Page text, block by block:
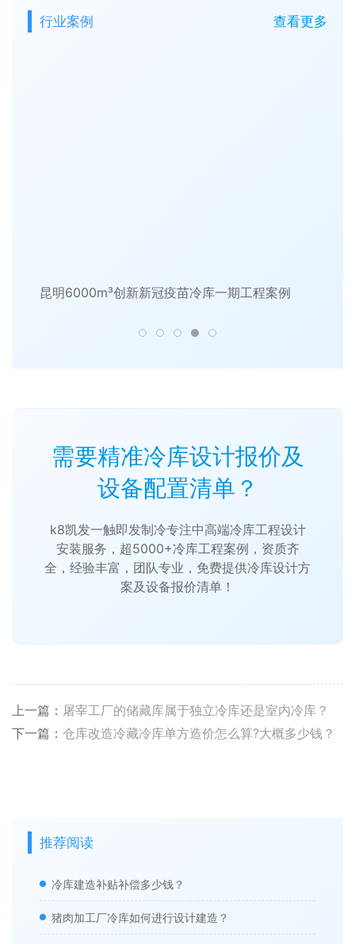
行业案例 查看更多
昆明6000m³创新新冠疫苗冷库一期工程案例
需要精准冷库设计报价及
设备配置清单？
k8凯发一触即发制冷专注中高端冷库工程设计
安装服务，超5000+冷库工程案例，资质齐
全，经验丰富，团队专业，免费提供冷库设计方
案及设备报价清单！
上一篇： 屠宰工厂的储藏库属于独立冷库还是室内冷库？
下一篇： 仓库改造冷藏冷库单方造价怎么算?大概多少钱？
推荐阅读
冷库建造补贴补偿多少钱？
猪肉加工厂冷库如何进行设计建造？